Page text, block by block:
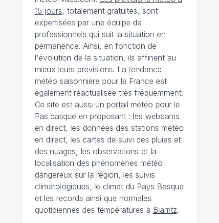
15 jours, totalement gratuites, sont
expertisées par une équipe de
professionnels qui suit la situation en
permanence. Ainsi, en fonction de
l'évolution de la situation, ils affinent au
mieux leurs prévisions. La tendance
météo saisonnière pour la France est
également réactualisée très fréquemment.
Ce site est aussi un portail météo pour le
Pas basque en proposant : les webcams
en direct, les données des stations météo
en direct, les cartes de suivi des pluies et
des nuages, les observations et la
localisation des phénomènes météo
dangereux sur la région, les suivis
climatologiques, le climat du Pays Basque
et les records ainsi que normales
quotidiennes des températures à Biarritz.